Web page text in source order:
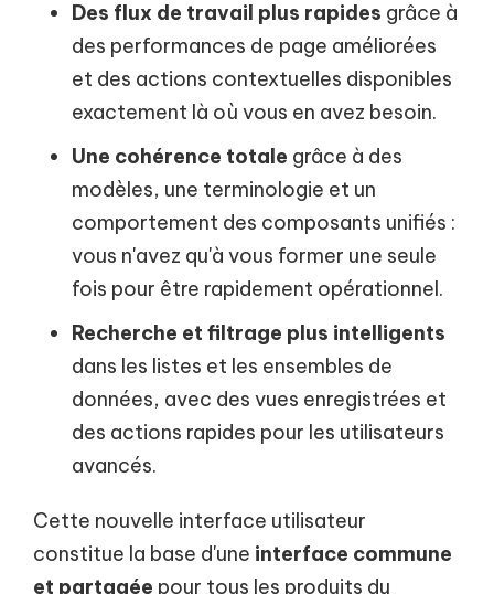
Des flux de travail plus rapides grâce à
des performances de page améliorées
et des actions contextuelles disponibles
exactement là où vous en avez besoin.
Une cohérence totale grâce à des
modèles, une terminologie et un
comportement des composants unifiés :
vous n'avez qu'à vous former une seule
fois pour être rapidement opérationnel.
Recherche et filtrage plus intelligents
dans les listes et les ensembles de
données, avec des vues enregistrées et
des actions rapides pour les utilisateurs
avancés.
Cette nouvelle interface utilisateur
constitue la base d'une interface commune
et partagée pour tous les produits du